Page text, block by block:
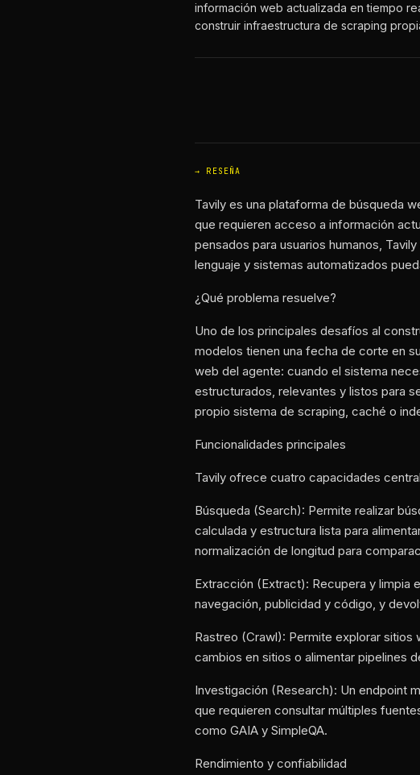
información web actualizada en tiempo
construir infraestructura de scraping
RESEÑA
Tavily es una plataforma de búsqueda
que requieren acceso a información
pensados para usuarios humanos,
lenguaje y sistemas automatizados
¿Qué problema resuelve?
Uno de los principales desafíos al
modelos tienen una fecha de corte en
web del agente: cuando el sistema
estructurados, relevantes y listos para
propio sistema de scraping, caché o
Funcionalidades principales
Tavily ofrece cuatro capacidades
Búsqueda (Search): Permite realizar
calculada y estructura lista para
normalización de longitud para
Extracción (Extract): Recupera y limpia
navegación, publicidad y código, y
Rastreo (Crawl): Permite explorar
cambios en sitios o alimentar pipelines
Investigación (Research): Un endpoint
que requieren consultar múltiples
como GAIA y SimpleQA.
Rendimiento y confiabilidad